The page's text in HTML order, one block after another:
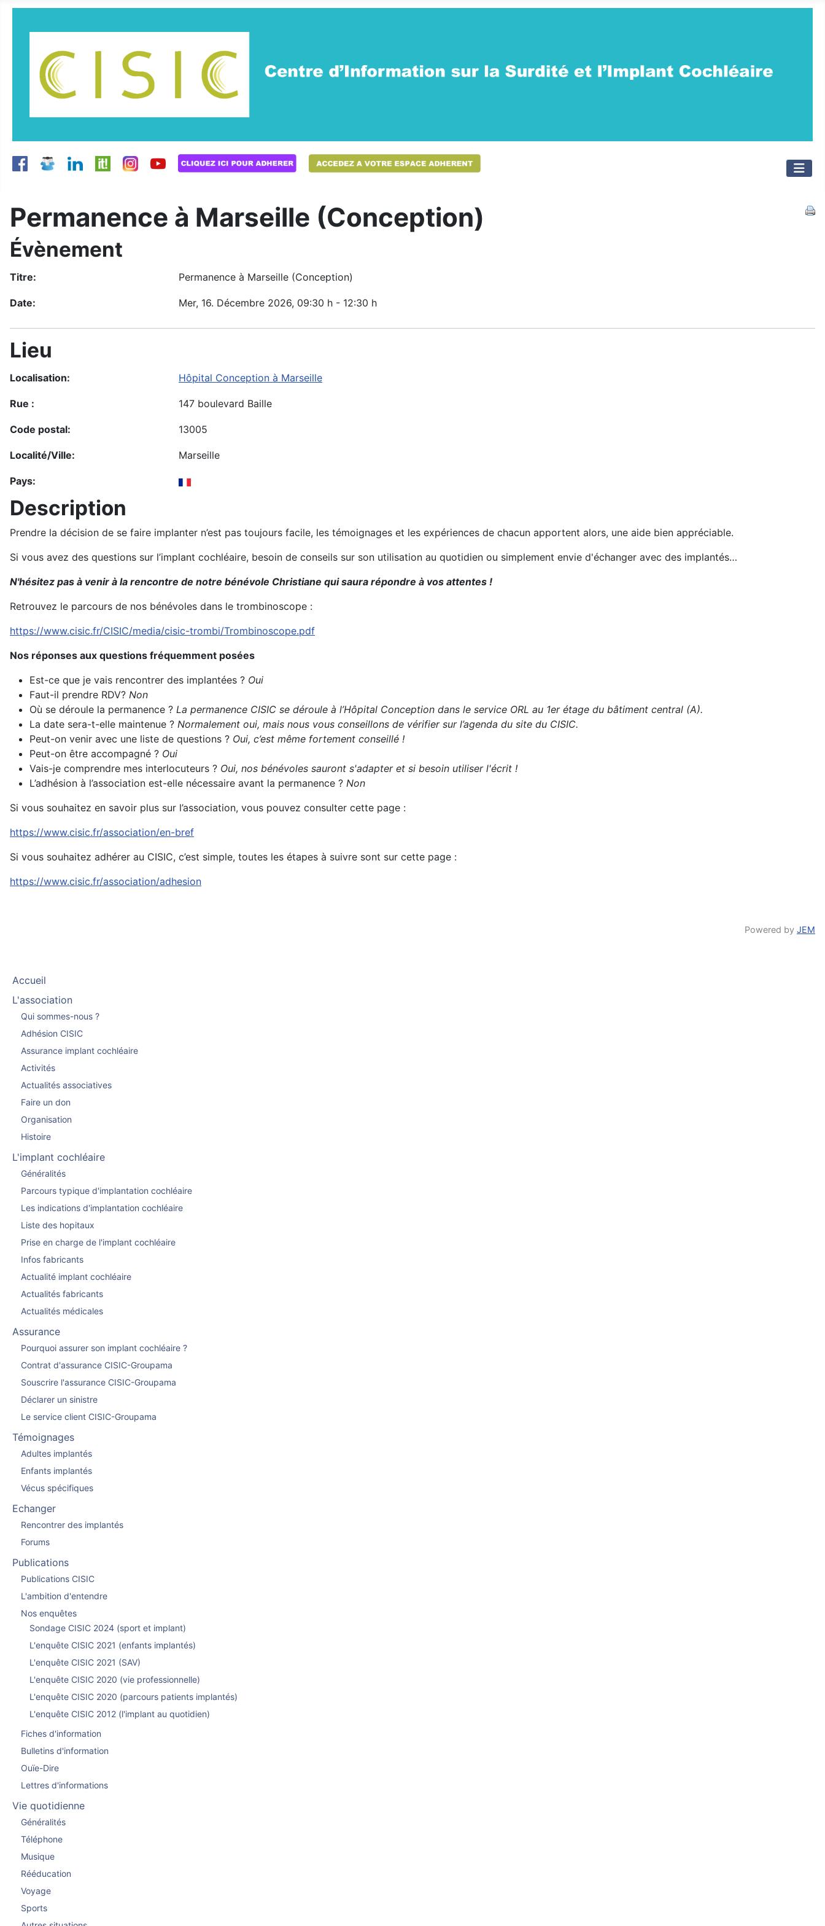
Permanence à Marseille (Conception)
Évènement
Titre: Permanence à Marseille (Conception)
Date: Mer, 16. Décembre 2026, 09:30 h - 12:30 h
Lieu
Localisation: Hôpital Conception à Marseille
Rue : 147 boulevard Baille
Code postal: 13005
Localité/Ville: Marseille
Pays:
Description
Prendre la décision de se faire implanter n’est pas toujours facile, les témoignages et les expériences de chacun apportent alors, une aide bien appréciable.
Si vous avez des questions sur l’implant cochléaire, besoin de conseils sur son utilisation au quotidien ou simplement envie d'échanger avec des implantés…
N'hésitez pas à venir à la rencontre de notre bénévole Christiane qui saura répondre à vos attentes !
Retrouvez le parcours de nos bénévoles dans le trombinoscope :
https://www.cisic.fr/CISIC/media/cisic-trombi/Trombinoscope.pdf
Nos réponses aux questions fréquemment posées
Est-ce que je vais rencontrer des implantées ? Oui
Faut-il prendre RDV? Non
Où se déroule la permanence ? La permanence CISIC se déroule à l’Hôpital Conception dans le service ORL au 1er étage du bâtiment central (A).
La date sera-t-elle maintenue ? Normalement oui, mais nous vous conseillons de vérifier sur l’agenda du site du CISIC.
Peut-on venir avec une liste de questions ? Oui, c’est même fortement conseillé !
Peut-on être accompagné ? Oui
Vais-je comprendre mes interlocuteurs ? Oui, nos bénévoles sauront s'adapter et si besoin utiliser l'écrit !
L’adhésion à l’association est-elle nécessaire avant la permanence ? Non
Si vous souhaitez en savoir plus sur l’association, vous pouvez consulter cette page :
https://www.cisic.fr/association/en-bref
Si vous souhaitez adhérer au CISIC, c’est simple, toutes les étapes à suivre sont sur cette page :
https://www.cisic.fr/association/adhesion
Powered by JEM
Accueil
L'association
Qui sommes-nous ?
Adhésion CISIC
Assurance implant cochléaire
Activités
Actualités associatives
Faire un don
Organisation
Histoire
L'implant cochléaire
Généralités
Parcours typique d'implantation cochléaire
Les indications d'implantation cochléaire
Liste des hopitaux
Prise en charge de l'implant cochléaire
Infos fabricants
Actualité implant cochléaire
Actualités fabricants
Actualités médicales
Assurance
Pourquoi assurer son implant cochléaire ?
Contrat d'assurance CISIC-Groupama
Souscrire l'assurance CISIC-Groupama
Déclarer un sinistre
Le service client CISIC-Groupama
Témoignages
Adultes implantés
Enfants implantés
Vécus spécifiques
Echanger
Rencontrer des implantés
Forums
Publications
Publications CISIC
L'ambition d'entendre
Nos enquêtes
Sondage CISIC 2024 (sport et implant)
L'enquête CISIC 2021 (enfants implantés)
L'enquête CISIC 2021 (SAV)
L'enquête CISIC 2020 (vie professionnelle)
L'enquête CISIC 2020 (parcours patients implantés)
L'enquête CISIC 2012 (l'implant au quotidien)
Fiches d'information
Bulletins d'information
Ouïe-Dire
Lettres d'informations
Vie quotidienne
Généralités
Téléphone
Musique
Rééducation
Voyage
Sports